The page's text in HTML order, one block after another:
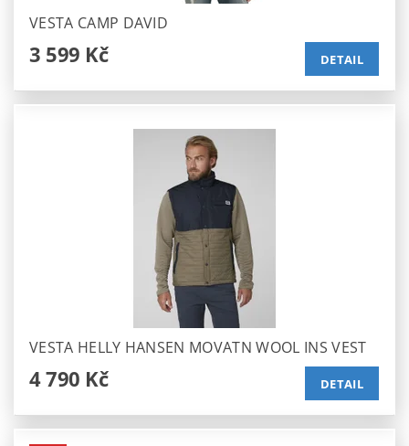
VESTA CAMP DAVID
3 599 Kč DETAIL
VESTA HELLY HANSEN MOVATN WOOL INS VEST
4 790 Kč DETAIL